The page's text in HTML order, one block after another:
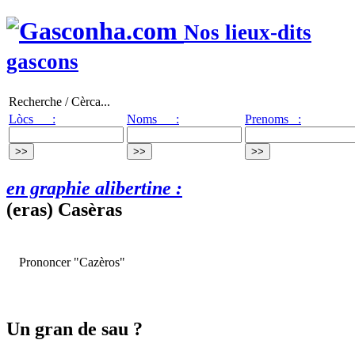
Nos lieux-dits
gascons
Recherche / Cèrca...
Lòcs :
Noms : Prenoms :
en graphie alibertine :
(eras) Casèras
Prononcer "Cazèros"
Un gran de sau ?